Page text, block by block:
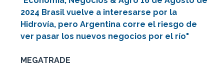
2024 Brasil vuelve a interesarse por la
Hidrovía, pero Argentina corre el riesgo de
ver pasar los nuevos negocios por el río"
MEGATRADE